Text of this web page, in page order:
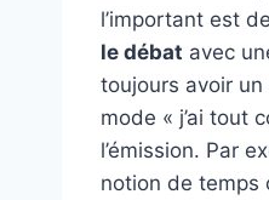
l’important est
le débat avec
toujours avoir
mode « j’ai tout
l’émission. Par
notion de temps